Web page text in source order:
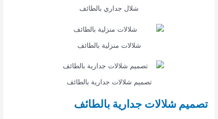
شلال جداري بالطائف
شلالات منزلية بالطائف
تصميم شلالات جدارية بالطائف
تصميم شلالات جدارية بالطائف